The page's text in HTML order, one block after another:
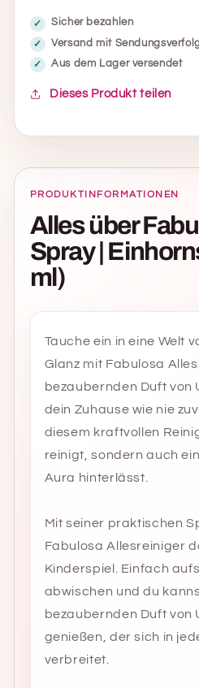
Sicher bezahlen
Versand mit
Aus dem Lager versendet
Dieses Produkt teilen
PRODUKTINFORMATIONEN
Alles über
Spray |
ml)
Tauche ein in eine Welt
Glanz mit Fabulosa
bezaubernden Duft von
dein Zuhause wie nie
diesem kraftvollen
reinigt, sondern auch
Aura hinterlässt.
Mit seiner praktischen
Fabulosa Allesreiniger
Kinderspiel. Einfach
abwischen und du
bezaubernden Duft von
genießen, der sich in
verbreitet.